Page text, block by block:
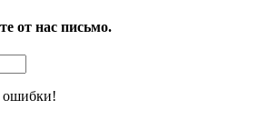
от нас письмо.
ошибки!